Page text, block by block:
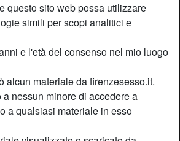
questo sito web possa utilizzare
simili per scopi analitici e
e l'età del consenso nel mio luogo
alcun materiale da firenzesesso.it.
a nessun minore di accedere a
a qualsiasi materiale in esso